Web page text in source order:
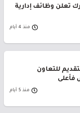
تعلن وظائف إدارية
منذ 4 أيام
للتعاون
فأعلى
منذ 5 أيام